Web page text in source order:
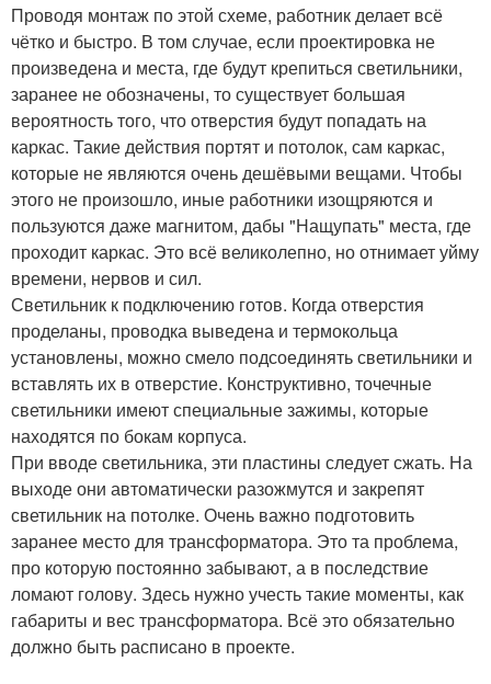
Проводя монтаж по этой схеме, работник делает всё
чётко и быстро. В том случае, если проектировка не
произведена и места, где будут крепиться светильники,
заранее не обозначены, то существует большая
вероятность того, что отверстия будут попадать на
каркас. Такие действия портят и потолок, сам каркас,
которые не являются очень дешёвыми вещами. Чтобы
этого не произошло, иные работники изощряются и
пользуются даже магнитом, дабы "Нащупать" места, где
проходит каркас. Это всё великолепно, но отнимает уйму
времени, нервов и сил.
Светильник к подключению готов. Когда отверстия
проделаны, проводка выведена и термокольца
установлены, можно смело подсоединять светильники и
вставлять их в отверстие. Конструктивно, точечные
светильники имеют специальные зажимы, которые
находятся по бокам корпуса.
При вводе светильника, эти пластины следует сжать. На
выходе они автоматически разожмутся и закрепят
светильник на потолке. Очень важно подготовить
заранее место для трансформатора. Это та проблема,
про которую постоянно забывают, а в последствие
ломают голову. Здесь нужно учесть такие моменты, как
габариты и вес трансформатора. Всё это обязательно
должно быть расписано в проекте.